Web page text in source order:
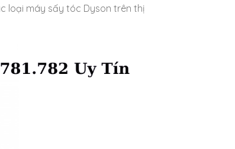
loại máy sấy tóc Dyson trên thị